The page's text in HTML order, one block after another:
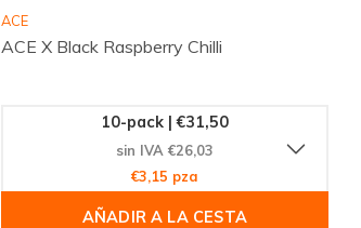
ACE
ACE X Black Raspberry Chilli
10-pack | €31,50
sin IVA €26,03
€3,15 pza
AÑADIR A LA CESTA